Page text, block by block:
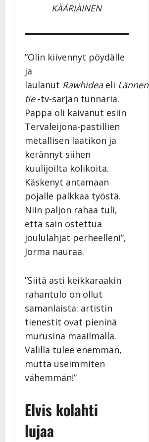
KÄÄRIÄINEN
”Olin kiivennyt pöydälle
ja
laulanut Rawhideaeli Lännen
tie -tv-sarjan tunnaria.
Pappa oli kaivanut esiin
Tervaleijona-pastillien
metallisen laatikon ja
kerännyt siihen
kuulijoilta kolikoita.
Käskenyt antamaan
pojalle palkkaa työstä.
Niin paljon rahaa tuli,
että sain ostettua
joululahjat perheelleni”,
Jorma nauraa.
”Siitä asti keikkaraakin
rahantulo on ollut
samanlaista: artistin
tienestit ovat pieninä
murusina maailmalla.
Välillä tulee enemmän,
mutta useimmiten
vähemmän!”
Elvis kolahti
lujaa